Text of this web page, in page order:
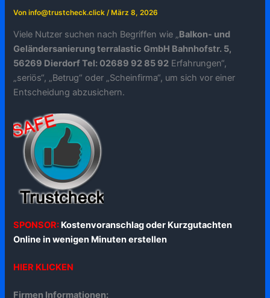
Voninfo@trustcheck.click/ März 8, 2026
Viele Nutzer suchen nach Begriffen wie „Balkon- und
Geländersanierung terralastic GmbH Bahnhofstr. 5,
56269 Dierdorf Tel: 02689 92 85 92 Erfahrungen“,
„seriös“, „Betrug“ oder „Scheinfirma“, um sich vor einer
Entscheidung abzusichern.
SPONSOR: Kostenvoranschlag oder Kurzgutachten
Online in wenigen Minuten erstellen
HIER KLICKEN
Firmen Informationen: